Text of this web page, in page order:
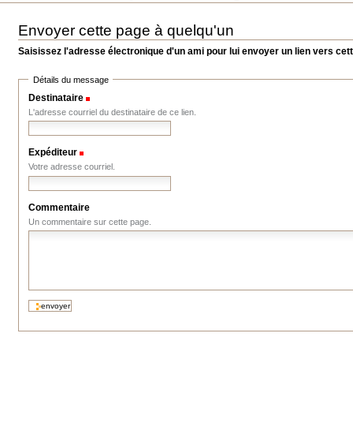
Envoyer cette page à quelqu'un
Saisissez l'adresse électronique d'un ami pour lui envoyer un lien vers
Détails du message
Destinataire
L'adresse courriel du destinataire de ce lien.
Expéditeur
Votre adresse courriel.
Commentaire
Un commentaire sur cette page.